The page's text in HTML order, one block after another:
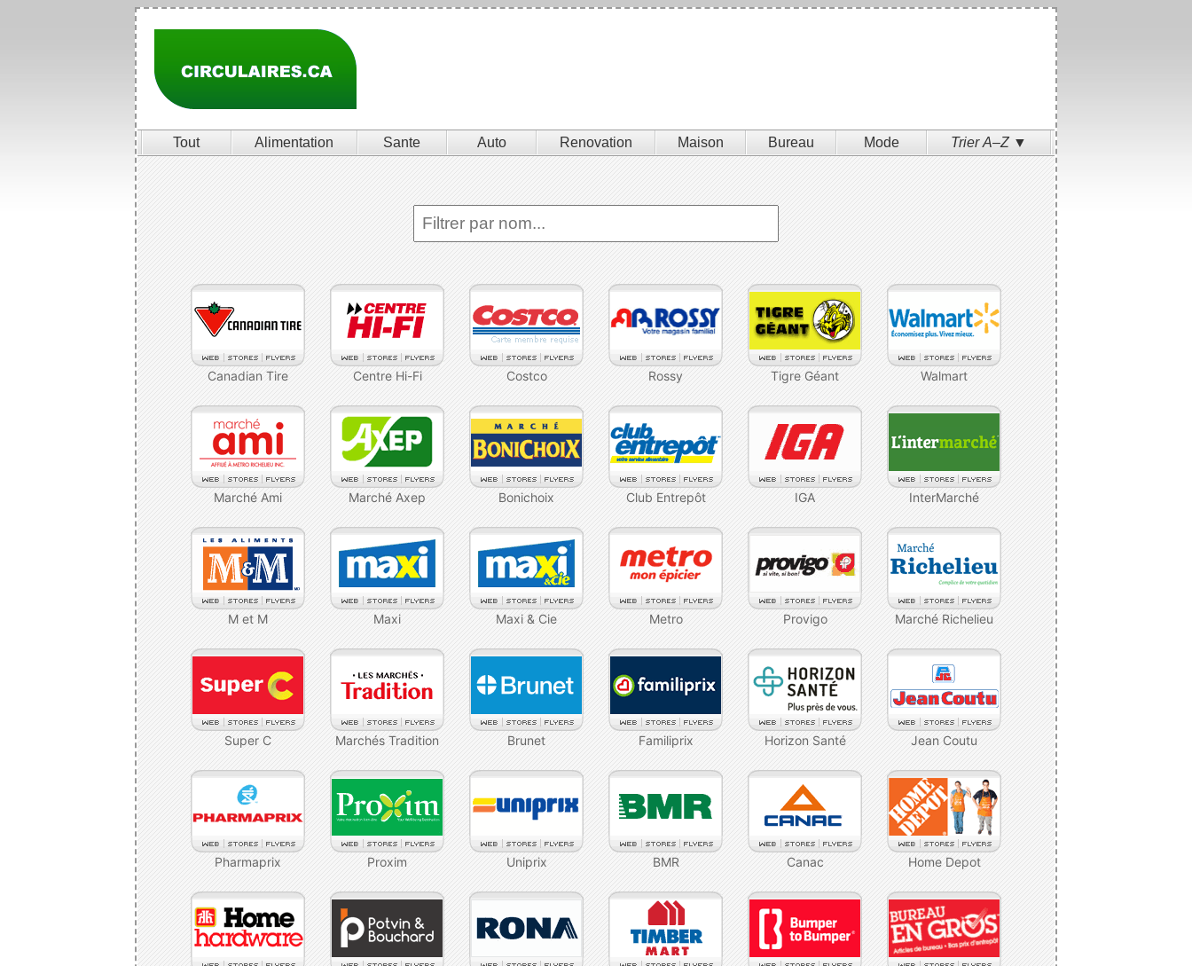
Tout Alimentation Sante Auto Renovation Maison Bureau Mode Trier A–Z ▼
Canadian Tire Centre Hi-Fi Costco Rossy Tigre Géant Walmart
Marché Ami Marché Axep Bonichoix Club Entrepôt IGA InterMarché
M et M Maxi Maxi & Cie Metro Provigo Marché Richelieu
Super C Marchés Tradition Brunet Familiprix Horizon Santé Jean Coutu
Pharmaprix Proxim Uniprix BMR Canac Home Depot